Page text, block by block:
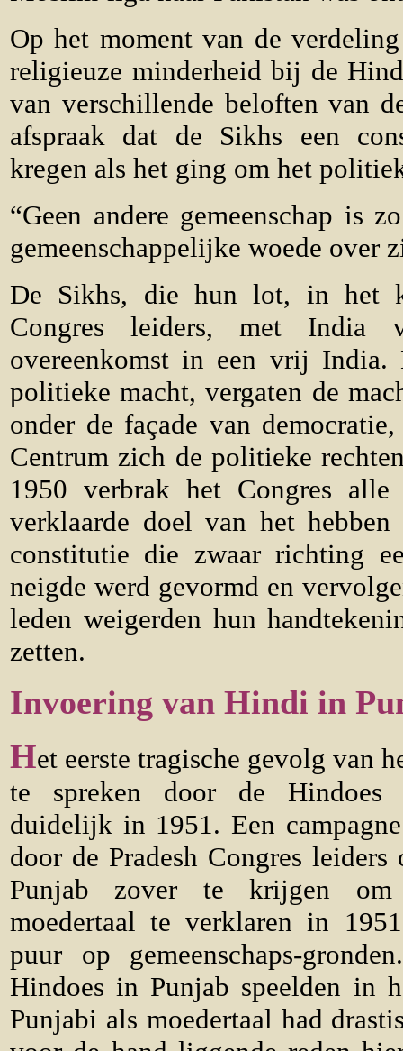
Op het moment van de
religieuze minderheid bij de
van verschillende beloften van
afspraak dat de Sikhs een
kregen als het ging om het
“Geen andere gemeenschap is
gemeenschappelijke woede over
De Sikhs, die hun lot, in het
Congres leiders, met India
overeenkomst in een vrij
politieke macht, vergaten de
onder de façade van
Centrum zich de politieke
1950 verbrak het Congres
verklaarde doel van het
constitutie die zwaar richting
neigde werd gevormd en
leden weigerden hun
zetten.
Invoering van Hindi in
Het eerste tragische gevolg van
te spreken door de
duidelijk in 1951. Een
door de Pradesh Congres
Punjab zover te krijgen
moedertaal te verklaren in
puur op gemeenschaps-
Hindoes in Punjab speelden in
Punjabi als moedertaal had